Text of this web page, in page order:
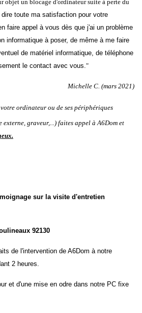
objet un blocage d'ordinateur suite à perte du
toute ma satisfaction pour votre
faire appel à vous dès que j'ai un problème
informatique à poser, de même à me faire
de matériel informatique, de téléphone
le contact avec vous."
Michelle C. (mars 2021)
ordinateur ou de ses périphériques
externe, graveur,...) faites appel à A6Dom et
sur la visite d'entretien
92130
de l'intervention de A6Dom à notre
2 heures.
et d'une mise en odre dans notre PC fixe